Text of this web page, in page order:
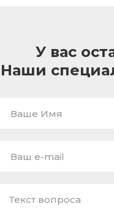
У вас
Наши
Имя
mail